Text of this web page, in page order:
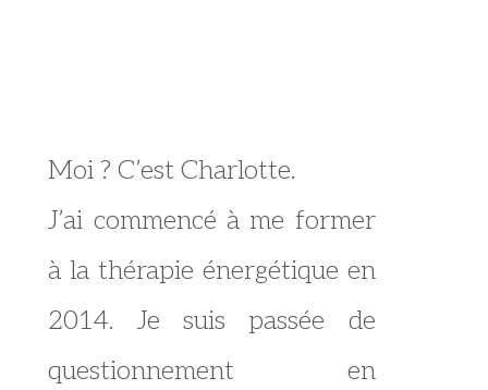
Moi ? C’est Charlotte.
J’ai commencé à me former
à la thérapie énergétique en
2014.Je suis passée de
questionnement en